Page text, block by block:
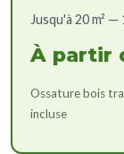
Jusqu'à 20 m² —
À partir
Ossature bois
incluse